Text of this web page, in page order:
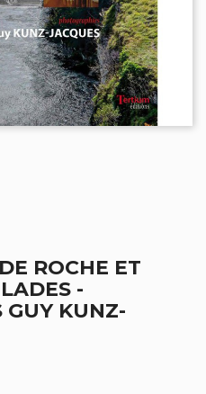
ROCHE ET
-
GUY KUNZ-